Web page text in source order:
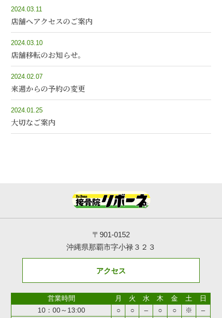
2024.03.11
店舗へアクセスのご案内
2024.03.10
店舗移転のお知らせ。
2024.02.07
来週からの予約の変更
2024.01.25
大切なご案内
〒901-0152
沖縄県那覇市字小禄３２３
アクセス
営業時間 月 火 水 木 金 土
日
10：00～13:00
○ ○ – ○ ○ ※ –